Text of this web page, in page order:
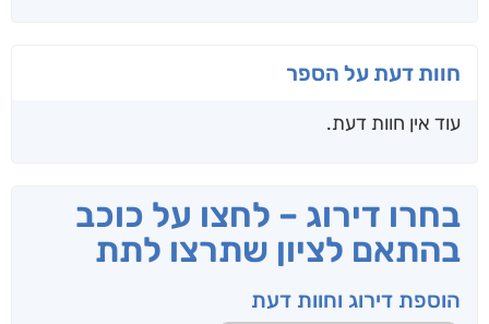
חוות דעת על הספר
עוד אין חוות דעת.
בחרו דירוג – לחצו על כוכב
בהתאם לציון שתרצו לתת
הוספת דירוג וחוות דעת